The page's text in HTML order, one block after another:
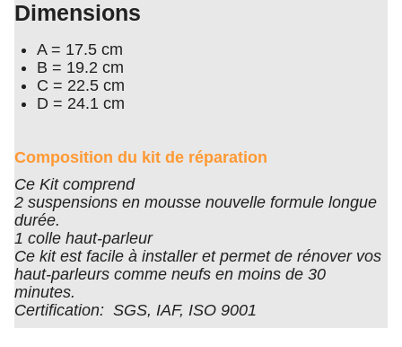
Dimensions
A = 17.5 cm
B = 19.2 cm
C = 22.5 cm
D = 24.1 cm
Composition du kit de réparation
Ce Kit comprend
2 suspensions en mousse nouvelle formule longue
durée.
1 colle haut-parleur
Ce kit est facile à installer et permet de rénover vos
haut-parleurs comme neufs en moins de 30
minutes.
Certification: SGS, IAF, ISO 9001